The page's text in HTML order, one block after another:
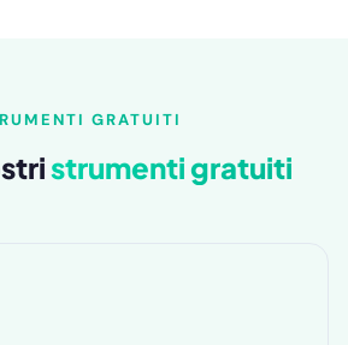
GRATUITI
strumenti gratuiti